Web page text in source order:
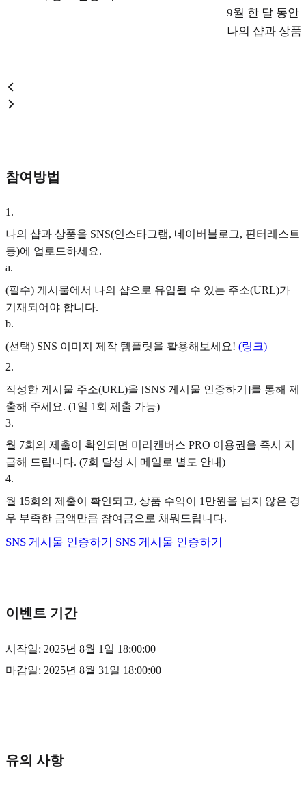
9월 한 달 동안
나의 샵과 상
참여방법
1 .
나의 샵과 상품을 SNS(인스타그램, 네이버블로그, 핀터레스트
등)에 업로드하세요.
a.
(필수) 게시물에서 나의 샵으로 유입될 수 있는 주소(URL)가
기재되어야 합니다.
b.
(선택) SNS 이미지 제작 템플릿을 활용해보세요! (링크)
2.
작성한 게시물 주소(URL)을 [SNS 게시물 인증하기]를 통해 제
출해 주세요. (1일 1회 제출 가능)
3.
월 7회의 제출이 확인되면 미리캔버스 PRO 이용권 을 즉시 지
급해 드립니다. (7회 달성 시 메일로 별도 안내)
4.
월 15회의 제출이 확인되고, 상품 수익이 1만원을 넘지 않은 경
우 부족한 금액만큼 참여금으로 채워드립니다.
SNS 게시물 인증하기 SNS 게시물 인증하기
이벤트 기간
시작일: 2025년 8월 1일 18:00:00
마감일: 2025년 8월 31일 18:00:00
유의 사항